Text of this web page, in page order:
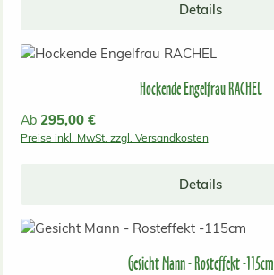
Details
Hockende Engelfrau RACHEL
Regulärer Preis:
Ab 295,00 €
Preise inkl. MwSt. zzgl. Versandkosten
Details
Gesicht Mann - Rosteffekt -115cm